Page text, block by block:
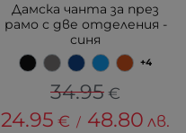
Дамска чанта за през
рамо с две отделения -
синя
+4
34.95€
24.95 € / 48.80 лв.